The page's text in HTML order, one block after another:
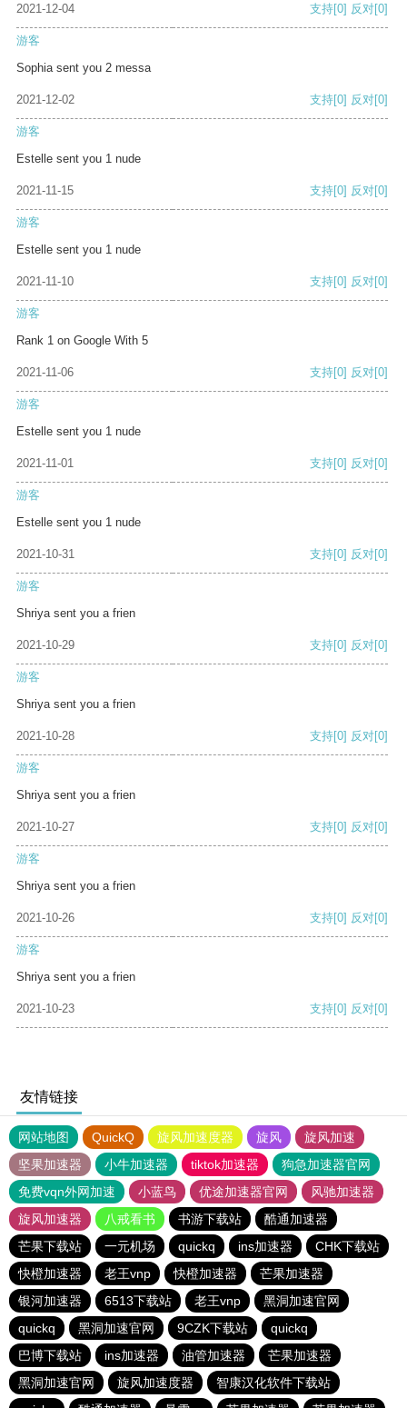
2021-12-04 支持[0] 反对[0]
游客
Sophia sent you 2 messa
2021-12-02 支持[0] 反对[0]
游客
Estelle sent you 1 nude
2021-11-15 支持[0] 反对[0]
游客
Estelle sent you 1 nude
2021-11-10 支持[0] 反对[0]
游客
Rank 1 on Google With 5
2021-11-06 支持[0] 反对[0]
游客
Estelle sent you 1 nude
2021-11-01 支持[0] 反对[0]
游客
Estelle sent you 1 nude
2021-10-31 支持[0] 反对[0]
游客
Shriya sent you a frien
2021-10-29 支持[0] 反对[0]
游客
Shriya sent you a frien
2021-10-28 支持[0] 反对[0]
游客
Shriya sent you a frien
2021-10-27 支持[0] 反对[0]
游客
Shriya sent you a frien
2021-10-26 支持[0] 反对[0]
游客
Shriya sent you a frien
2021-10-23 支持[0] 反对[0]
友情链接
网站地图 QuickQ 旋风加速度器 旋风
旋风加速
坚果加速器
小牛加速器 tiktok加速器
狗急加速器官网
免费vqn外网加速
小蓝鸟 优途加速器官网
风驰加速器
旋风加速器
八戒看书 书游下载站
酷通加速器
芒果下载站
一元机场 quickq ins加速器
CHK下载站
快橙加速器
老王vnp 快橙加速器
芒果加速器
银河加速器
6513下载站 老王vnp
黑洞加速官网
quickq
黑洞加速官网 9CZK下载站
quickq
巴博下载站
ins加速器 油管加速器
芒果加速器
黑洞加速官网
旋风加速度器
智康汉化软件下载站